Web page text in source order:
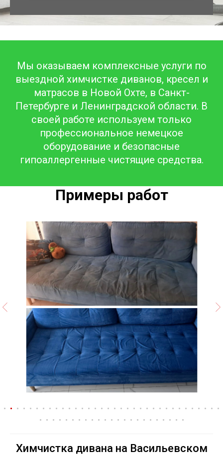
Мы оказываем комплексные услуги по
выездной химчистке диванов, кресел и
матрасов в Новой Охте, в Санкт-
Петербурге и Ленинградской области. В
своей работе используем только
профессиональное немецкое
оборудование и безопасные
гипоаллергенные чистящие средства.
Примеры работ
Химчистка дивана на Васильевском